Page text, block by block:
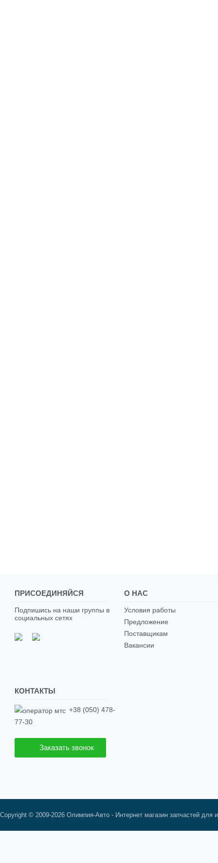
ПРИСОЕДИНЯЙСЯ
Подпишись на наши группы в
социальных сетях
О НАС
Условия работы
Предложение
Поставщикам
Вакансии
КОНТАКТЫ
+38 (050) 478-
77-30
Заказать звонок
Copyright © 2009-2026 Олимпия-Авто - Интернет магазин запчастей для